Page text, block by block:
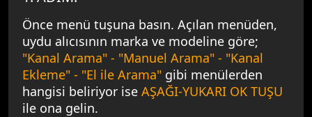
Önce menü tuşuna basın. Açılan menüden,
uydu alıcısının marka ve modeline göre;
"Kanal Arama" - "Manuel Arama" - "Kanal
Ekleme" - "El ile Arama" gibi menülerden
hangisi beliriyor ise AŞAĞI-YUKARI OK TUŞU
ile ona gelin.